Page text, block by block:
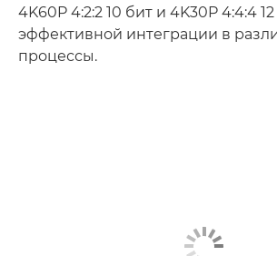
4K60P 4:2:2 10 бит и 4K30P 4:4:4
эффективной интеграции в
процессы.